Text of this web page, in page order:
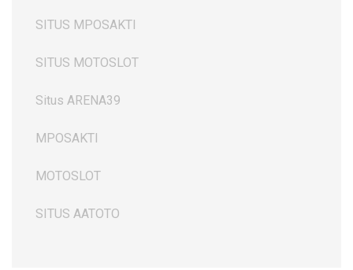
SITUS MPOSAKTI
SITUS MOTOSLOT
Situs ARENA39
MPOSAKTI
MOTOSLOT
SITUS AATOTO